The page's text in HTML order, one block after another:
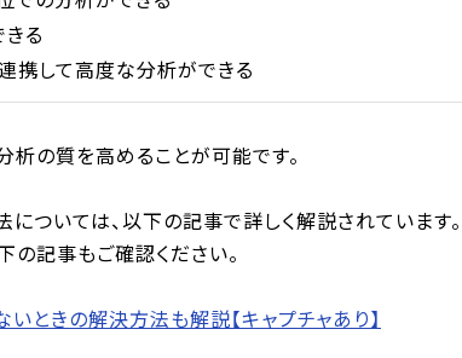
る
携して高度な分析ができる
析の質を高めることが可能です。
ついては、以下の記事で詳しく解説されています。
記事もご確認ください。
ときの解決方法も解説【キャプチャあり】